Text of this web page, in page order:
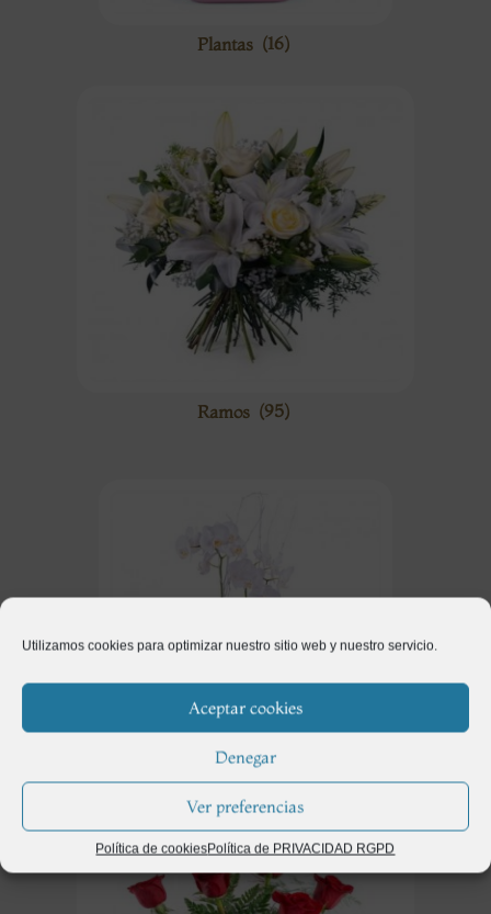
Utilizamos cookies para optimizar nuestro sitio web y nuestro servicio.
Aceptar cookies
Denegar
Ver preferencias
Política de cookiesPolítica de PRIVACIDAD RGPD
Plantas (16)
Ramos (95)